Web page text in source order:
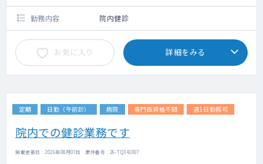
勤務内容 院内健診
お気に入り 詳細をみる
定期 日勤（午前診） 病院 専門医資格不問 週1日勤務可
院内での健診業務です
掲載更新日 : 2026年08月07日 案件番号 : 26-TQ341007